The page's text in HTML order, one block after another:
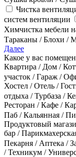
Чистка
систем вентиляции
Химчистка мебели
Тараканы / Блохи /
Далее
Какое у вас
Квартира / Дом /
участок / Гараж /
Хостел / Отель /
отдыха / Турбаза /
Ресторан / Кафе /
Паб / Кальянная /
Продуктовый
бар /
Пекарня / Аптека /
/ Техникум /